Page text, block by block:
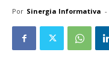
Por Sinergia Informativa -